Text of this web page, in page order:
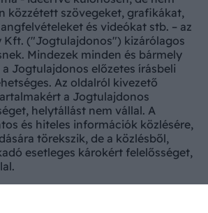
közzétett szövegeket, grafikákat,
és videókat stb. – az
("Jogtulajdonos") kizárólagos
Mindezek minden és bármely
Jogtulajdonos előzetes írásbeli
Az oldalról kivezető
a Jogtulajdonos
helytállást nem vállal. A
és hiteles információk közlésére,
törekszik, de a közlésből,
esetleges károkért felelősséget,